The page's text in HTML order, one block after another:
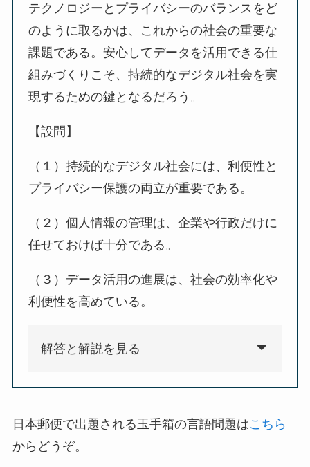
テクノロジーとプライバシーのバランスをど
のように取るかは、これからの社会の重要な
課題である。安心してデータを活用できる仕
組みづくりこそ、持続的なデジタル社会を実
現するための鍵となるだろう。
【設問】
（１）持続的なデジタル社会には、利便性と
プライバシー保護の両立が重要である。
（２）個人情報の管理は、企業や行政だけに
任せておけば十分である。
（３）データ活用の進展は、社会の効率化や
利便性を高めている。
解答と解説を見る
日本郵便で出題される玉手箱の言語問題はこちら
からどうぞ。